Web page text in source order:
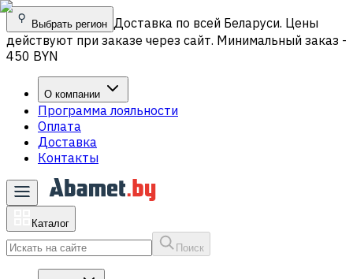
Выбрать регион Доставка по всей Беларуси. Цены
действуют при заказе через сайт. Минимальный заказ -
450 BYN
О компании
Программа лояльности
Оплата
Доставка
Контакты
Каталог
Поиск